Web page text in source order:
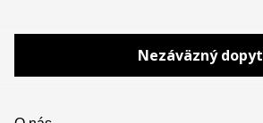
Nezáväzný dopyt